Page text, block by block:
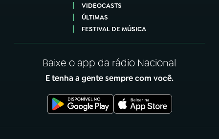
VIDEOCASTS
ÚLTIMAS
FESTIVAL DE MÚSICA
Baixe o app da rádio Nacional
E tenha a gente sempre com você.